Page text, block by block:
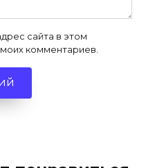
сайта в этом
комментариев.